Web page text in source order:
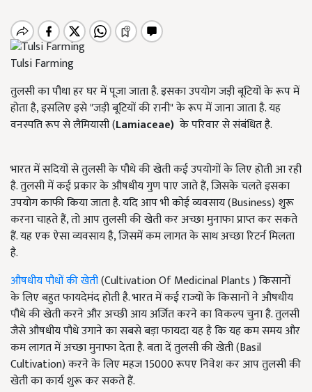
Tulsi Farming
तुलसी का पौधा हर घर में पूजा जाता है. इसका उपयोग जड़ी बूटियों के रूप में
होता है, इसलिए इसे "जड़ी बूटियों की रानी" के रूप में जाना जाता है. यह
वनस्पति रूप से लैमियासी (Lamiaceae) के परिवार से संबंधित है.
भारत में सदियों से तुलसी के पौधे की खेती कई उपयोगों के लिए होती आ रही
है. तुलसी में कई प्रकार के औषधीय गुण पाए जाते हैं, जिसके चलते इसका
उपयोग काफी किया जाता है. यदि आप भी कोई व्यवसाय (Business) शुरू
करना चाहते हैं, तो आप तुलसी की खेती कर अच्छा मुनाफा प्राप्त कर सकते
हैं. यह एक ऐसा व्यवसाय है, जिसमें कम लागत के साथ अच्छा रिटर्न मिलता
है.
औषधीय पौधों की खेती(Cultivation Of Medicinal Plants ) किसानों
के लिए बहुत फायदेमंद होती है. भारत में कई राज्यों के किसानों ने औषधीय
पौधे की खेती करने और अच्छी आय अर्जित करने का विकल्प चुना है. तुलसी
जैसे औषधीय पौधे उगाने का सबसे बड़ा फायदा यह है कि यह कम समय और
कम लागत में अच्छा मुनाफा देता है. बता दें तुलसी की खेती (Basil
Cultivation) करने के लिए महज 15000 रूपए निवेश कर आप तुलसी की
खेती का कार्य शुरू कर सकते हैं.